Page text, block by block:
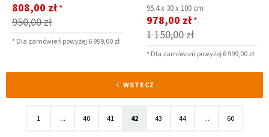
950,00 zł
Cena
promocyjna
808,00 zł *
* Dla zamówień powyżej 6 999,00 zł
95.4 x 30 x 100 cm
1 150,00 zł
Cena
promocyjna
978,00 zł *
* Dla zamówień powyżej 6 999,00 zł
STRONA
WSTECZ
Strona
1 ... Strona
40 Strona
41 Aktualnie
42 Strona
43 Strona
44 ... Strona
60